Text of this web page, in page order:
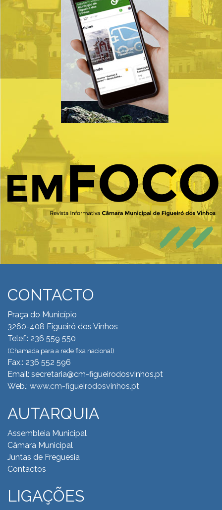
CONTACTO
Praça do Município
3260-408 Figueiró dos Vinhos
Telef.: 236 559 550
(Chamada para a rede fixa nacional)
Fax.: 236 552 596
Email: secretaria@cm-figueirodosvinhos.pt
Web.: www.cm-figueirodosvinhos.pt
AUTARQUIA
Assembleia Municipal
Câmara Municipal
Juntas de Freguesia
Contactos
LIGAÇÕES